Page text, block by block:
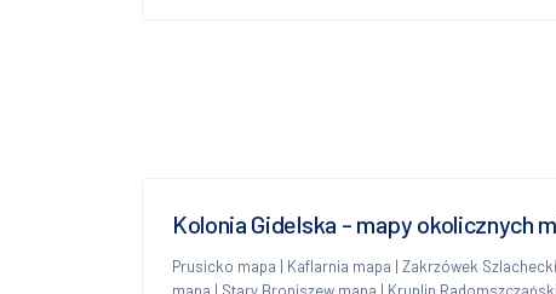
Kolonia Gidelska - mapy okolicznych
Prusicko mapa | Kaflarnia mapa | Zakrzówek